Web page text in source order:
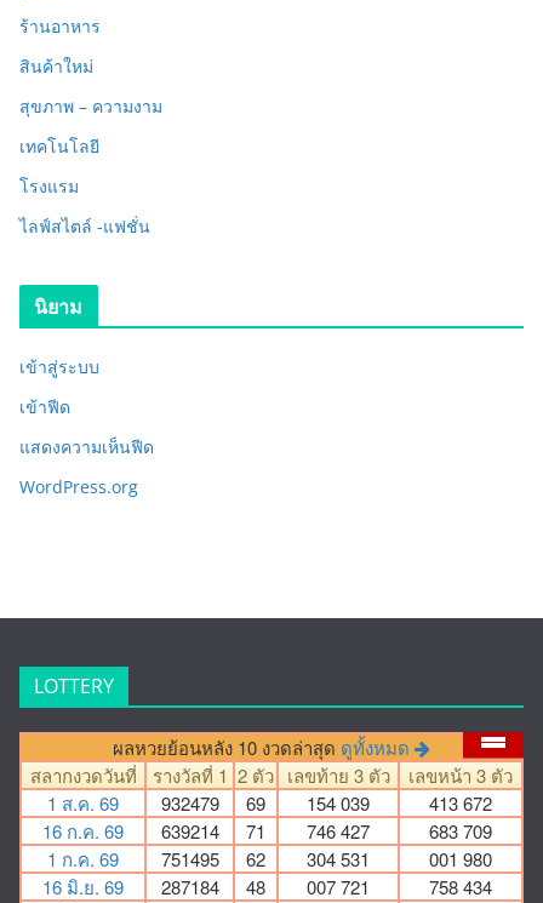
ร้านอาหาร
สินค้าใหม่
สุขภาพ – ความงาม
เทคโนโลยี
โรงแรม
ไลฟ์สไตล์ -แฟชั่น
นิยาม
เข้าสู่ระบบ
เข้าฟีด
แสดงความเห็นฟีด
WordPress.org
LOTTERY